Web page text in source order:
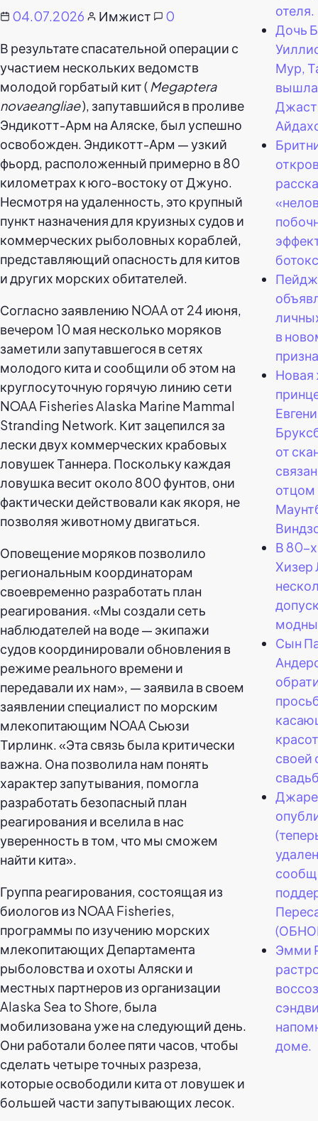
04.07.2026 Имжист
0
В результате спасательной операции с
участием нескольких ведомств
молодой горбатый кит ( Megaptera
novaeangliae), запутавшийся в проливе
Эндикотт-Арм на Аляске, был успешно
освобожден. Эндикотт-Арм — узкий
фьорд, расположенный примерно в 80
километрах к юго-востоку от Джуно.
Несмотря на удаленность, это крупный
пункт назначения для круизных судов и
коммерческих рыболовных кораблей,
представляющий опасность для китов
и других морских обитателей.
Согласно заявлению NOAA от 24 июня,
вечером 10 мая несколько моряков
заметили запутавшегося в сетях
молодого кита и сообщили об этом на
круглосуточную горячую линию сети
NOAA Fisheries Alaska Marine Mammal
Stranding Network. Кит зацепился за
лески двух коммерческих крабовых
ловушек Таннера. Поскольку каждая
ловушка весит около 800 фунтов, они
фактически действовали как якоря, не
позволяя животному двигаться.
Оповещение моряков позволило
региональным координаторам
своевременно разработать план
реагирования. «Мы создали сеть
наблюдателей на воде — экипажи
судов координировали обновления в
режиме реального времени и
передавали их нам», — заявила в своем
заявлении специалист по морским
млекопитающим NOAA Сьюзи
Тирлинк. «Эта связь была критически
важна. Она позволила нам понять
характер запутывания, помогла
разработать безопасный план
реагирования и вселила в нас
уверенность в том, что мы сможем
найти кита».
Группа реагирования, состоящая из
биологов из NOAA Fisheries,
программы по изучению морских
млекопитающих Департамента
рыболовства и охоты Аляски и
местных партнеров из организации
Alaska Sea to Shore, была
мобилизована уже на следующий день.
Они работали более пяти часов, чтобы
сделать четыре точных разреза,
которые освободили кита от ловушек и
большей части запутывающих лесок.
отеля.
Дочь
Мур,
в
Новая
от
В 80-х
Хизер
Сын
своей
Эмми
доме.